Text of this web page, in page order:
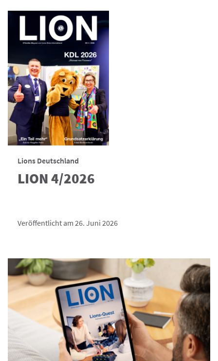
Lions Deutschland
LION 4/2026
Veröffentlicht am 26. Juni 2026